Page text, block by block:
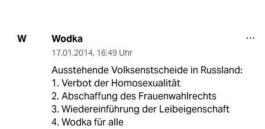
W Wodka
17.01.2014, 16:49 Uhr
Ausstehende Volksenstscheide in Russland:
1. Verbot der Homosexualität
2. Abschaffung des Frauenwahlrechts
3. Wiedereinführung der Leibeigenschaft
4. Wodka für alle